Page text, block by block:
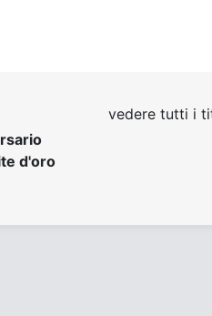
d'oro
vedere tutti i